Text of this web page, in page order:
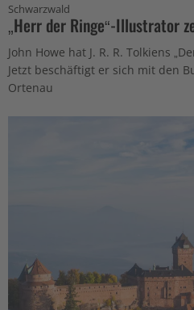
Schwarzwald
„Herr der Ringe“-Illustrator
John Howe hat J. R. R. Tolkiens
Jetzt beschäftigt er sich mit den
Ortenau